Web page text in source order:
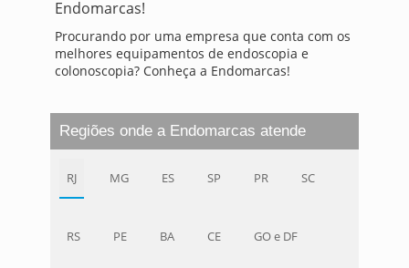
Procurando por uma empresa que conta com os
melhores equipamentos de endoscopia e
colonoscopia? Conheça a Endomarcas!
Regiões onde a Endomarcas atende
RJ MG ES SP PR SC
RS PE BA CE GO e DF